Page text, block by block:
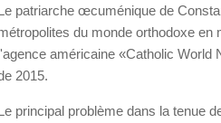
patriarche œcuménique de
du monde orthodoxe
américaine «Catholic World
2015.
principal problème dans la tenue